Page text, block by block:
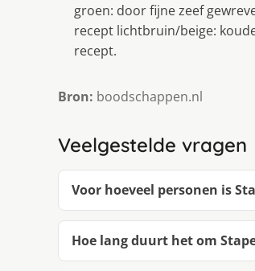
groen: door fijne zeef
recept lichtbruin/beige:
recept.
Bron: boodschappen.nl
Veelgestelde vragen
Voor hoeveel personen is
Hoe lang duurt het om